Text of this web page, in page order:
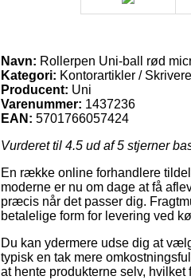
Navn: Rollerpen Uni-ball rød
Kategori: Kontorartikler /
Producent: Uni
Varenummer: 1437236
EAN: 5701766057424
Vurderet til 4.5 ud af 5 stjerner
En række online forhandlere
moderne er nu om dage at få
præcis når det passer dig.
betalelige form for levering ved
Du kan ydermere udse dig at
typisk en tak mere
at hente produkterne selv,